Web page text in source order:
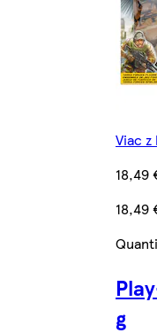
Viac
18,49
18,49
g